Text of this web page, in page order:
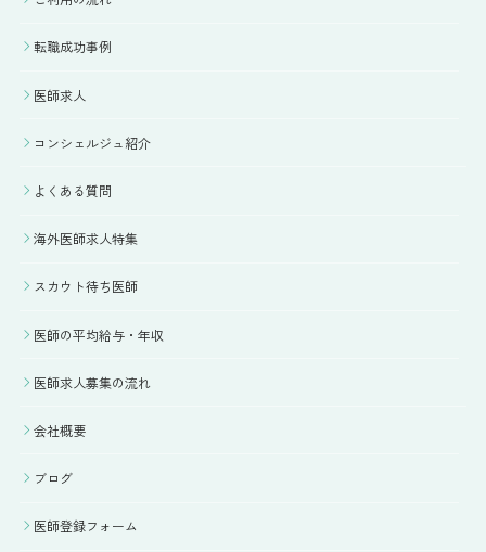
転職成功事例
医師求人
コンシェルジュ紹介
よくある質問
海外医師求人特集
スカウト待ち医師
医師の平均給与・年収
医師求人募集の流れ
会社概要
ブログ
医師登録フォーム